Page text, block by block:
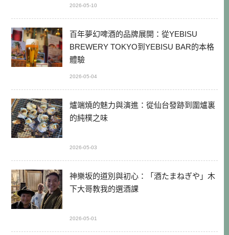
2026-05-10
百年夢幻啤酒的品牌展開：從YEBISU
BREWERY TOKYO到YEBISU BAR的本格
體驗
2026-05-04
爐端燒的魅力與演進：從仙台發跡到圍爐裏
的純樸之味
2026-05-03
神樂坂的道別與初心：「酒たまねぎや」木
下大哥教我的選酒課
2026-05-01